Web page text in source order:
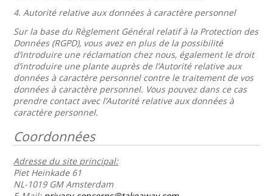
4.Autorité relative aux données à caractère personnel
Sur la base du Règlement Général relatif à la Protection des
Données (RGPD), vous avez en plus de la possibilité
d’introduire une réclamation chez nous, également le droit
d’introduire une plante auprès de l’Autorité relative aux
données à caractère personnel contre le traitement de vos
données à caractère personnel. Vous pouvez dans ce cas
prendre contact avec l’Autorité relative aux données à
caractère personnel.
Coordonnées
Adresse du site principal:
Piet Heinkade 61
NL-1019 GM Amsterdam